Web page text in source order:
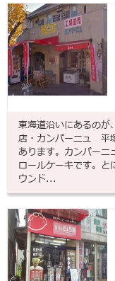
東海道沿いにあるのが
店・カンパーニュ 平
あります。カンパーニ
ロールケーキです。と
ウンド...